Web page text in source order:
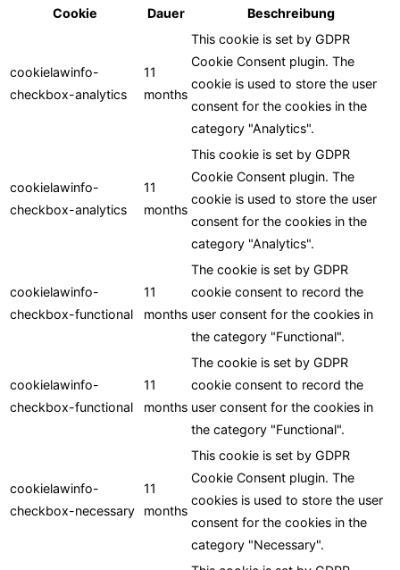
Cookie
Dauer Beschreibung
cookielawinfo-
checkbox-analytics
11
months
This cookie is set by GDPR
Cookie Consent plugin. The
cookie is used to store the user
consent for the cookies in the
category "Analytics".
cookielawinfo-
checkbox-analytics
11
months
This cookie is set by GDPR
Cookie Consent plugin. The
cookie is used to store the user
consent for the cookies in the
category "Analytics".
cookielawinfo-
checkbox-functional
11
months
The cookie is set by GDPR
cookie consent to record the
user consent for the cookies in
the category "Functional".
cookielawinfo-
checkbox-functional
11
months
The cookie is set by GDPR
cookie consent to record the
user consent for the cookies in
the category "Functional".
cookielawinfo-
checkbox-necessary
11
months
This cookie is set by GDPR
Cookie Consent plugin. The
cookies is used to store the user
consent for the cookies in the
category "Necessary".